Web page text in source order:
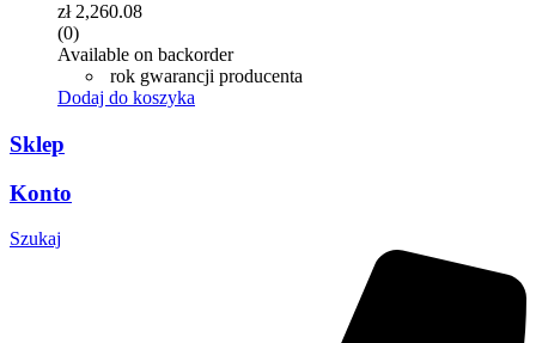
zł2,260.08
(0)
Available on backorder
rok gwarancji producenta
Dodaj do koszyka
Sklep
Konto
Szukaj